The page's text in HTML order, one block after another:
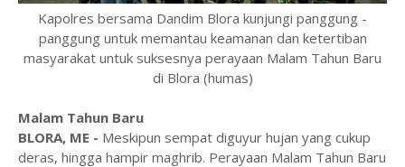
Kapolres bersama Dandim Blora kunjungi panggung -
panggung untuk memantau keamanan dan ketertiban
masyarakat untuk suksesnya perayaan Malam Tahun Baru
di Blora (humas)
Malam Tahun Baru
BLORA, ME - Meskipun sempat diguyur hujan yang cukup
deras, hingga hampir maghrib. Perayaan Malam Tahun Baru